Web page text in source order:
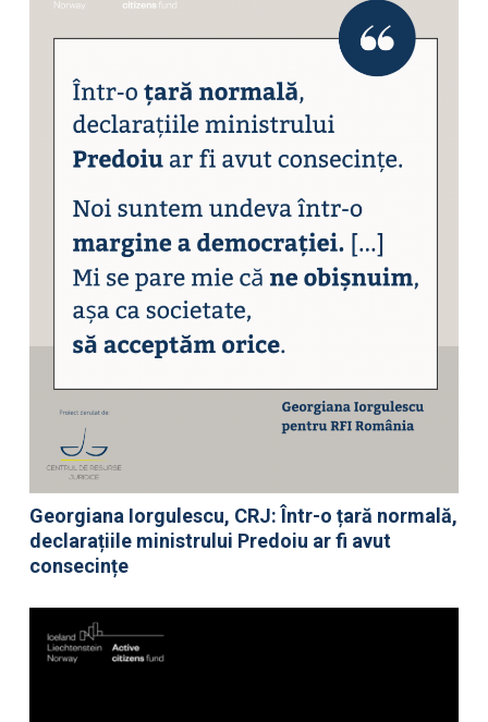
Georgiana Iorgulescu, CRJ: Într-o țară normală,
declarațiile ministrului Predoiu ar fi avut
consecințe